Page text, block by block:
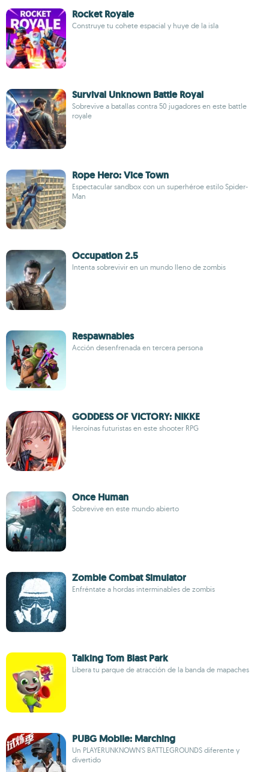
Rocket Royale
Construye tu cohete espacial y huye de la isla
Survival Unknown Battle Royal
Sobrevive a batallas contra 50 jugadores en este battle
royale
Rope Hero: Vice Town
Espectacular sandbox con un superhéroe estilo Spider-
Man
Occupation 2.5
Intenta sobrevivir en un mundo lleno de zombis
Respawnables
Acción desenfrenada en tercera persona
GODDESS OF VICTORY: NIKKE
Heroínas futuristas en este shooter RPG
Once Human
Sobrevive en este mundo abierto
Zombie Combat Simulator
Enfréntate a hordas interminables de zombis
Talking Tom Blast Park
Libera tu parque de atracción de la banda de mapaches
PUBG Mobile: Marching
Un PLAYERUNKNOWN'S BATTLEGROUNDS diferente y
divertido